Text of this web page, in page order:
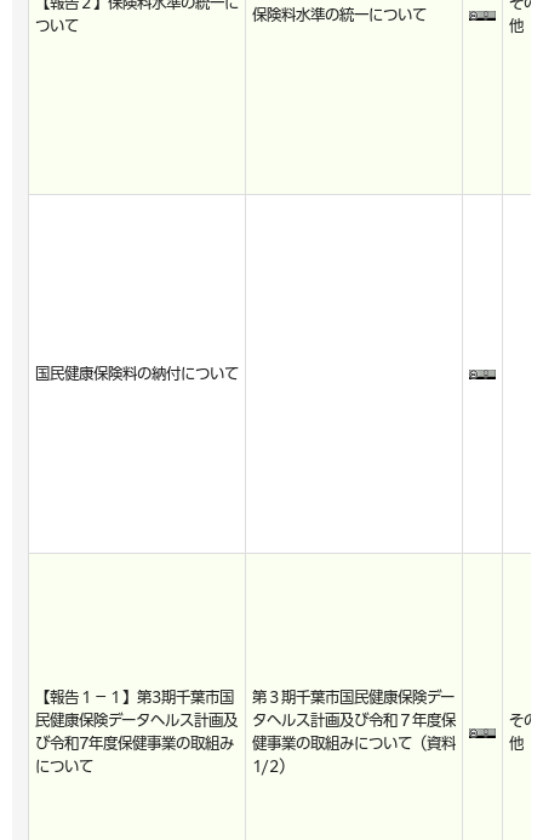
ついて
保険料水準の統一について
他
国民健康保険料の納付について
【報告１－１】第3期千葉市国
民健康保険データヘルス計画及
び令和7年度保健事業の取組み
について
第３期千葉市国民健康保険デー
タヘルス計画及び令和７年度保
健事業の取組みについて（資料
1/2）
その
他